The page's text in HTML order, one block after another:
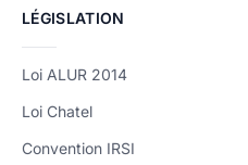
LÉGISLATION
Loi ALUR 2014
Loi Chatel
Convention IRSI